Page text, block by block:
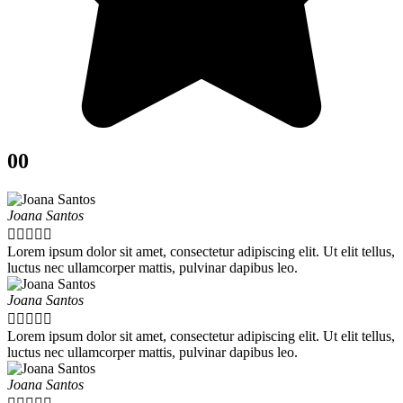
00
Joana Santos
    
Lorem ipsum dolor sit amet, consectetur adipiscing elit. Ut elit tellus,
luctus nec ullamcorper mattis, pulvinar dapibus leo.
Joana Santos
    
Lorem ipsum dolor sit amet, consectetur adipiscing elit. Ut elit tellus,
luctus nec ullamcorper mattis, pulvinar dapibus leo.
Joana Santos